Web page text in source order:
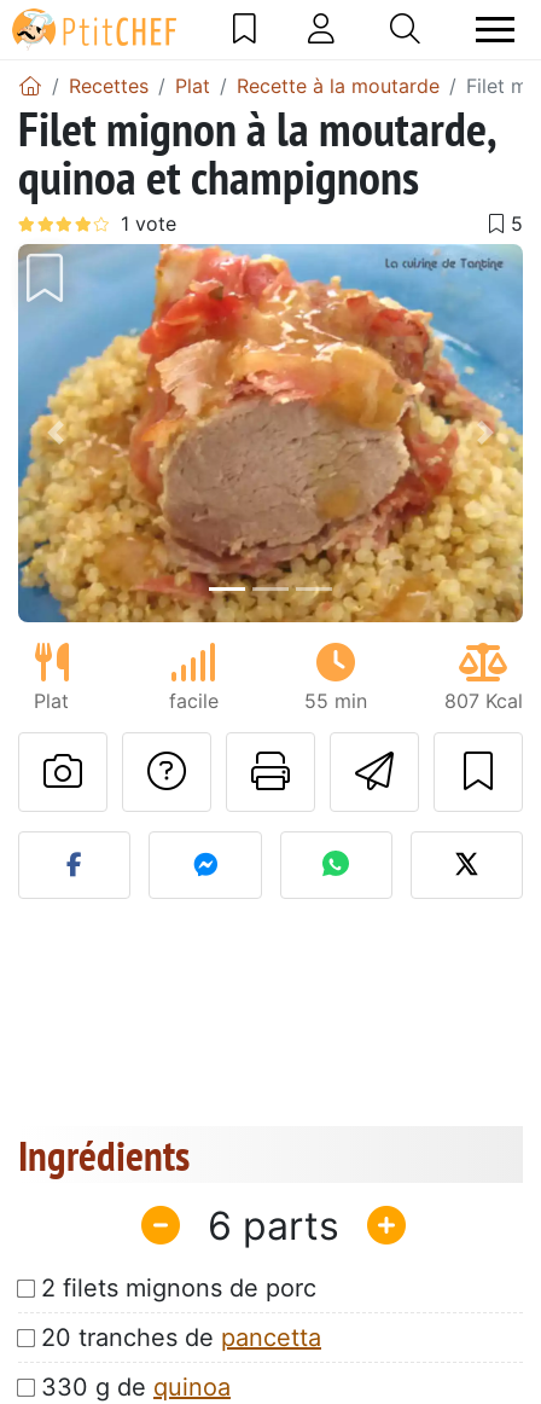
Recettes Plat Recette à la moutarde Filet
Filet mignon à la moutarde,
quinoa et champignons
Précédent
Plat facile 55 min 807 Kcal
Imprimer
Poser une
Publier votre photo de
Ingrédients
6
2 filets mignons de porc
20 tranches de pancetta
330 g de quinoa